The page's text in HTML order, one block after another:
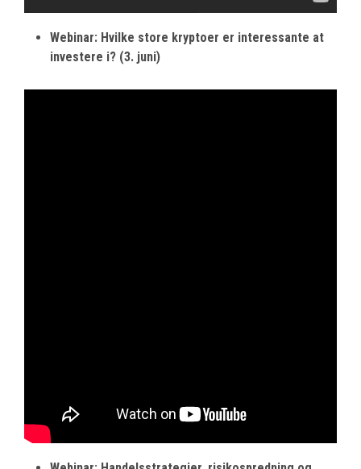
Webinar: Hvilke store kryptoer er interessante at
investere i? (3. juni)